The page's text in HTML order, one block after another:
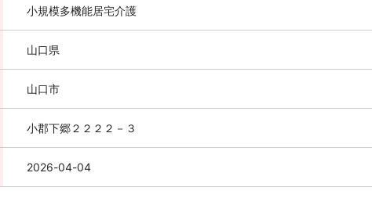
小規模多機能居宅介護
山口県
山口市
小郡下郷２２２２－３
2026-04-04